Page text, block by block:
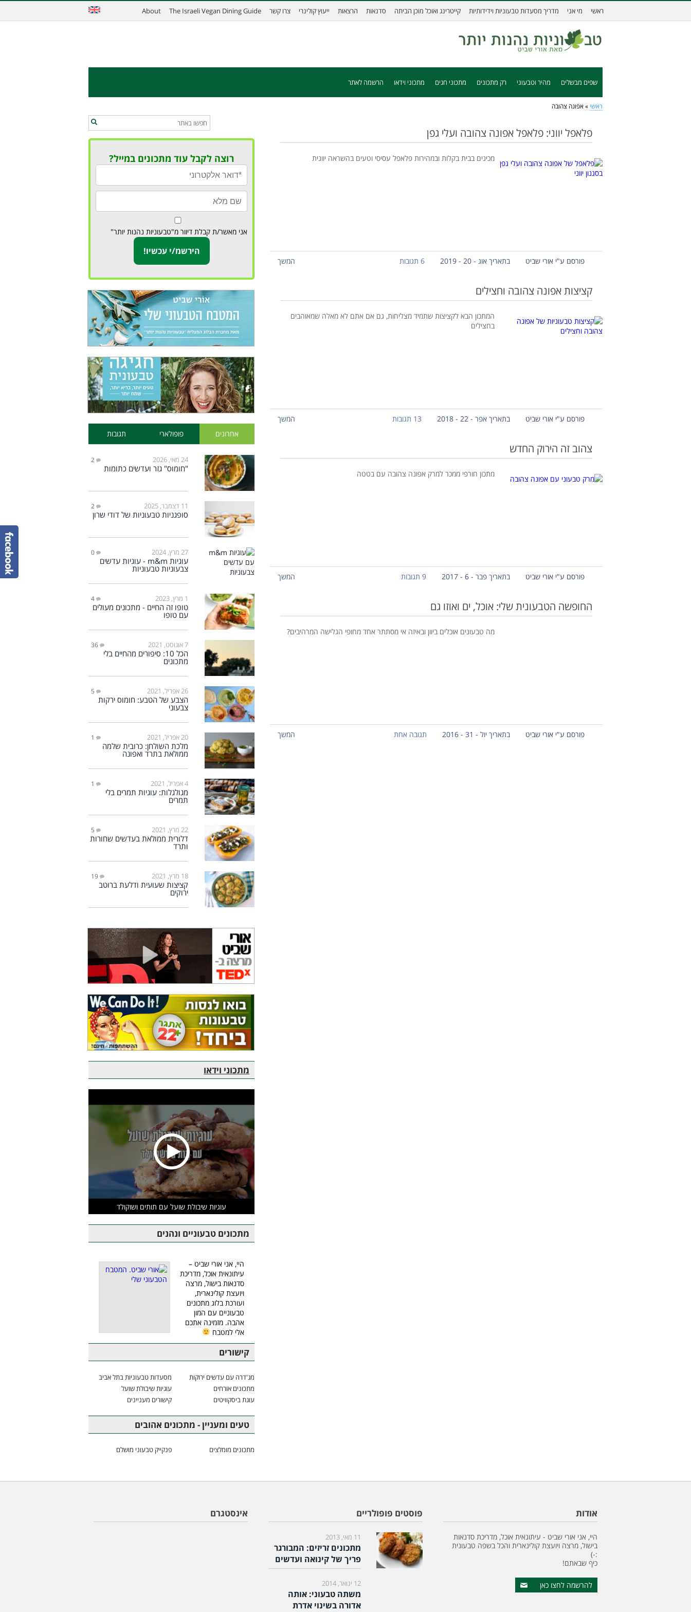
ראשי מי אני מדריך מסעדות טבעוניות וידידותיות קייטרינג ואוכל מוכן הביתה סדנאות הרצאות ייעוץ קולינרי צרו קשר The Israeli Vegan Dining Guide
About
שפים מבשלים מהיר וטבעוני רק מתכונים מתכוני חגים מתכוני וידאו הרשמה לאתר
ראשי » אפונה צהובה
פלאפל יווני: פלאפל אפונה צהובה ועלי גפן
מכינים בבית בקלות ובמהירות פלאפל עסיסי וטעים בהשראה יוונית
פורסם ע"י אורי שביט בתאריך אוג - 20 - 2019 6 תגובות המשך
קציצות אפונה צהובה וחצילים
המתכון הבא לקציצות שתמיד מצליחות, גם אם אתם לא מאלה שמאוהבים
בחצילים
פורסם ע"י אורי שביט בתאריך אפר - 22 - 2018 13 תגובות המשך
צהוב זה הירוק החדש
מתכון חורפי ממכר למרק אפונה צהובה עם בטטה
פורסם ע"י אורי שביט בתאריך פבר - 6 - 2017 9 תגובות המשך
החופשה הטבעונית שלי: אוכל, ים ואוזו גם
מה טבעונים אוכלים ביוון ובאיזה אי מסתתר אחד מחופי הגלישה המרהיבים?
פורסם ע"י אורי שביט בתאריך יול - 31 - 2016 תגובה אחת המשך
רוצה לקבל עוד מתכונים במייל?
אני מאשר/ת קבלת דיוור מ"טבעוניות נהנות יותר"
אחרונים פופולארי תגובות
24 מאי, 2026 2
"חומוס" גזר ועדשים כתומות
11 דצמבר, 2025 2
סופגניות טבעוניות של דודי שרון
27 מרץ, 2024 0
עוגיות m&m - עוגיות עדשים
צבעוניות טבעוניות
1 מרץ, 2023 4
טופו זה החיים - מתכונים מעולים
עם טופו
7 אוגוסט, 2021 36
הכל 10: סיפורים מהחיים בלי
מתכונים
26 אפריל, 2021 5
הצבע של הטבע: חומוס ירקות
צבעוני
20 אפריל, 2021 1
מלכת השולחן: כרובית שלמה
ממולאת בתרד ואפונה
4 אפריל, 2021 1
מגולגלות: עוגיות תמרים בלי
תמרים
22 מרץ, 2021 5
דלורית ממולאת בעדשים שחורות
ותרד
18 מרץ, 2021 19
קציצות שעועית ודלעת ברוטב
ירוקים
מתכוני וידאו
עוגיות שיבולת שועל עם תותים ושוקולד
מתכונים טבעוניים ונהנים
היי, אני אורי שביט –
עיתונאית אוכל, מדריכת
סדנאות בישול, מרצה
ויועצת קולינארית,
ועורכת בלוג מתכונים
טבעוניים עם המון
אהבה. מזמינה אתכם
אלי למטבח
קישורים
מג'דרה עם עדשים ירוקות
מסעדות טבעוניות בתל אביב
מתכונים אורחים
עוגיות שיבולת שועל
עוגת ביסקוויטים
קישורים מעניינים
טעים ומעניין - מתכונים אהובים
מתכונים מומלצים פנקייק טבעוני מושלם
אודות
היי, אני אורי שביט - עיתונאית אוכל, מדריכת סדנאות
בישול, מרצה ויועצת קולינארית והכל בשפה טבעונית
:-)
כיף שבאתם!
להרשמה לחצו כאן
פוסטים פופולריים
11 מאי, 2013
מתכונים זריזים: המבורגר
פריך של קינואה ועדשים
12 ינואר, 2014
משתה טבעוני: אותה
אדורה בשינוי אדרת
אינסטגרם